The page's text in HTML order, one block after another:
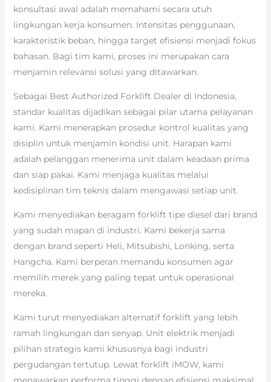
konsultasi awal adalah memahami secara utuh
lingkungan kerja konsumen. Intensitas penggunaan,
karakteristik beban, hingga target efisiensi menjadi fokus
bahasan. Bagi tim kami, proses ini merupakan cara
menjamin relevansi solusi yang ditawarkan.
Sebagai Best Authorized Forklift Dealer di Indonesia,
standar kualitas dijadikan sebagai pilar utama pelayanan
kami. Kami menerapkan prosedur kontrol kualitas yang
disiplin untuk menjamin kondisi unit. Harapan kami
adalah pelanggan menerima unit dalam keadaan prima
dan siap pakai. Kami menjaga kualitas melalui
kedisiplinan tim teknis dalam mengawasi setiap unit.
Kami menyediakan beragam forklift tipe diesel dari brand
yang sudah mapan di industri. Kami bekerja sama
dengan brand seperti Heli, Mitsubishi, Lonking, serta
Hangcha. Kami berperan memandu konsumen agar
memilih merek yang paling tepat untuk operasional
mereka.
Kami turut menyediakan alternatif forklift yang lebih
ramah lingkungan dan senyap. Unit elektrik menjadi
pilihan strategis kami khususnya bagi industri
pergudangan tertutup. Lewat forklift iMOW, kami